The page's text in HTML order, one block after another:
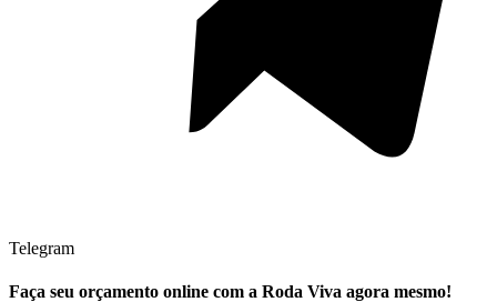
Telegram
Faça seu orçamento online com a Roda Viva agora mesmo!